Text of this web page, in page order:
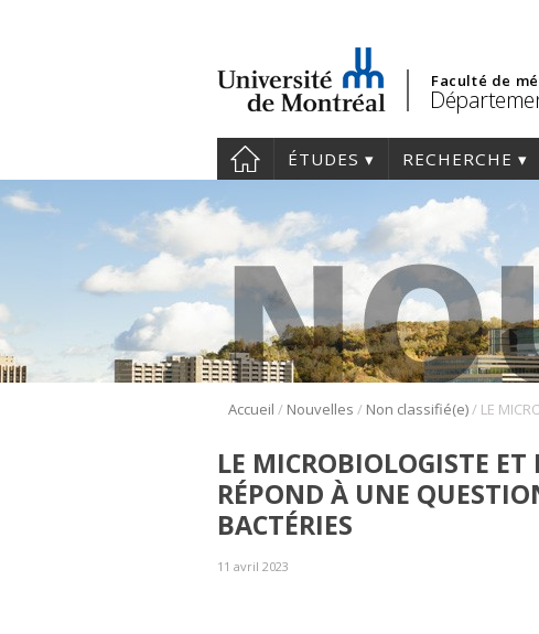
Faculté de
ÉTUDES RECHERCHE
Accueil / Nouvelles / Non classifié(e)/
LE MICROBIOLOGISTE ET
RÉPOND À UNE
BACTÉRIES
11 avril 2023